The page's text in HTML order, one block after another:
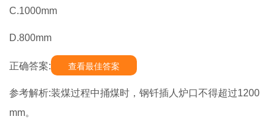
C.1000mm
D.800mm
正确答案: 查看最佳答案
参考解析:装煤过程中捅煤时，钢钎插人炉口不得超过1200
mm。